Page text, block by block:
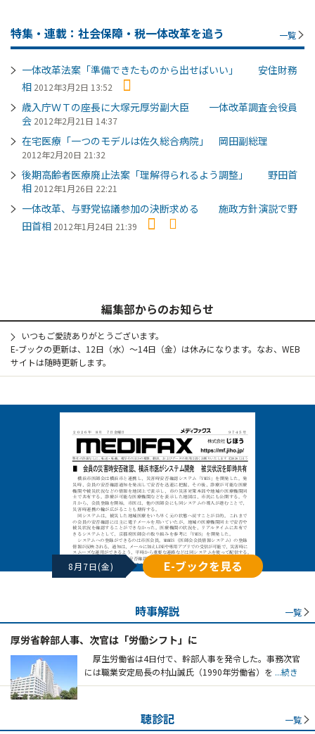
特集・連載：社会保障・税一体改革を追う 一覧
一体改革法案「準備できたものから出せばいい」 安住財務
相 2012年3月2日 13:52
歳入庁ＷＴの座長に大塚元厚労副大臣 一体改革調査会役員
会 2012年2月21日 14:37
在宅医療「一つのモデルは佐久総合病院」 岡田副総理
2012年2月20日 21:32
後期高齢者医療廃止法案「理解得られるよう調整」 野田首
相 2012年1月26日 22:21
一体改革、与野党協議参加の決断求める 施政方針演説で野
田首相 2012年1月24日 21:39
編集部からのお知らせ
いつもご愛読ありがとうございます。
E-ブックの更新は、12日（水）～14日（金）は休みになります。なお、WEB
サイトは随時更新します。
8月7日(金) E-ブックを見る
時事解説 一覧
厚労省幹部人事、次官は「労働シフト」に
厚生労働省は4日付で、幹部人事を発令した。事務次官
には職業安定局長の村山誠氏（1990年労働省）を ...続き
聴診記 一覧